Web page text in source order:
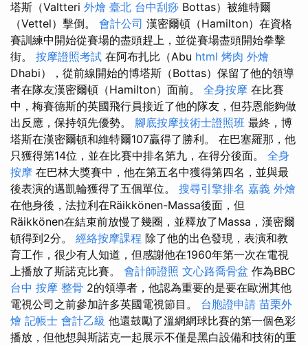
塔斯（Valtteri 外燴 臺北 台中刮痧 Bottas）被維特爾
（Vettel）擊倒。 會計公司 漢密爾頓（Hamilton）在資格
賽訓練中開始從賽場的盡頭趕上，並從賽場盡頭開始拳擊
街。 按摩證照考試 在阿布扎比（Abu html 烤肉 外燴
Dhabi），從前線開始的博塔斯（Bottas）保留了他的領導
者在隊友漢密爾頓（Hamilton）面前。 全身按摩 在比賽
中，梅賽德斯的英國飛行員接近了他的隊友，但芬恩能夠做
出反應，保持領先優勢。 腳底按摩技術士證照班 最終，博
塔斯在漢密爾頓和維特爾107贏得了勝利。 在巴塞羅那，他
只獲得第14位，並在比賽中排名第九，在得分後面。 全身
按摩 在巴林大獎賽中，他在第五名中獲得第四名，並與最
後表演的邁凱輪獲得了五個單位。 搜尋引擎排名 嘉義 外燴
在他身後，法拉利在Räikkönen-Massa後面，但
Räikkönen在結束前放慢了幾圈，並釋放了Massa，漢密爾
頓得到2分。 經絡按摩課程 除了他的出色發現，表演和教
育工作，很少有人知道，但感謝他在1960年第一次在電視
上播放了斯諾克比賽。 會計師證照 文心路喬骨盆 作為BBC
台中 按摩 整骨 2的領導者，他認為重要的是要在歐洲其他
電視公司之前參加許多英國電視節目。 台胞證申請 苗栗外
燴 記帳士 會計乙級 他還鼓勵了溫網網球比賽的第一個色彩
播放，但他想與斯諾克一起展示不僅是黑白設備和技術的重